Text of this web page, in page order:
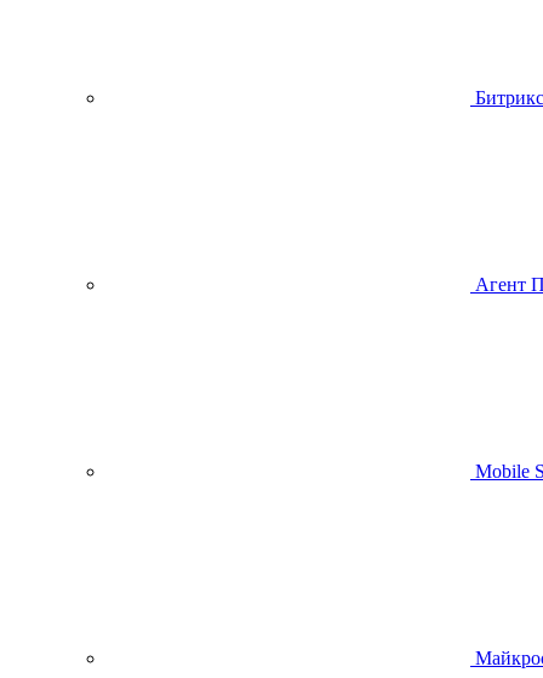
Битрикс
Агент
Mobile